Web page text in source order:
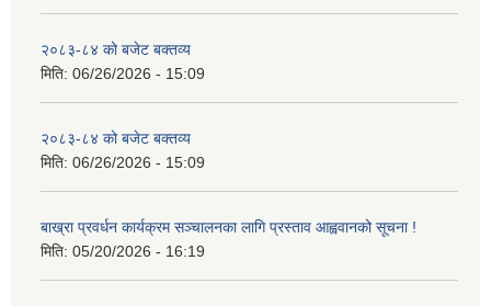
२०८३-८४ को बजेट बक्तव्य
मिति: 06/26/2026 - 15:09
२०८३-८४ को बजेट बक्तव्य
मिति: 06/26/2026 - 15:09
बाख्रा प्रवर्धन कार्यक्रम सञ्चालनका लागि प्रस्ताव आह्ववानको सूचना !
मिति: 05/20/2026 - 16:19